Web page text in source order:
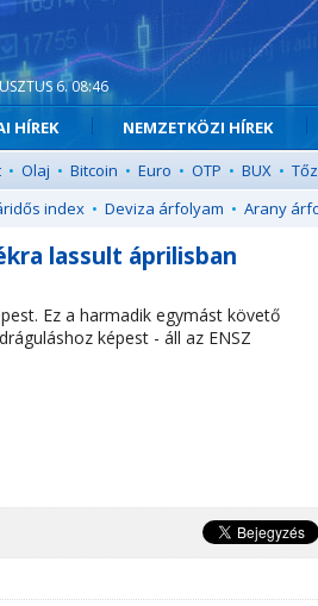
6. 08:46
HÍREK NEMZETKÖZI HÍREK
• Olaj • Bitcoin • Euro • OTP • BUX •
index • Deviza árfolyam • Arany
lassult áprilisban
Ez a harmadik egymást követő
képest - áll az ENSZ